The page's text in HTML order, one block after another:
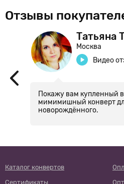
Отзывы
Татьяна
Москва
Видео
Покажу вам купленный
мимимишный конверт
новорождённого.
Каталог конвертов
Сертификаты